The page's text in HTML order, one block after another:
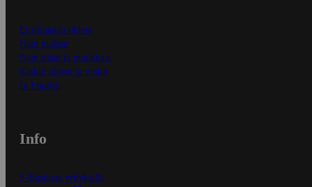
Ensitilaajan ohjeet
Näin maksat
Näin tilaat ja muokkaat
Kaikki ohjeet ja vinkit
In English
Info
S-Business yrityksille